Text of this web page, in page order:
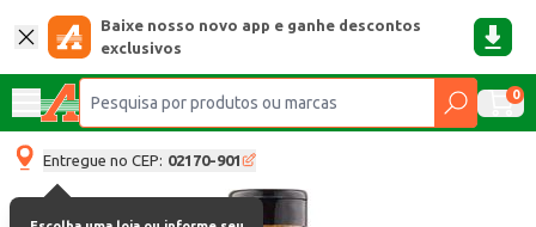
Baixe nosso novo app e ganhe descontos
exclusivos
0
Entregue no CEP: 02170-901